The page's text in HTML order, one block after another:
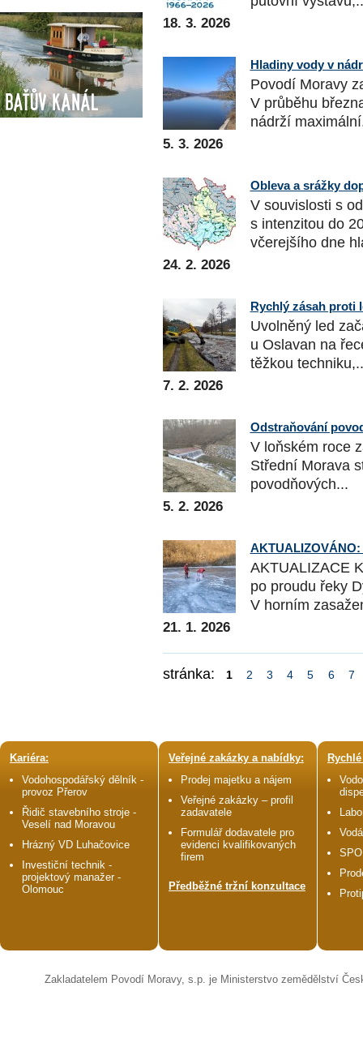
Baťův kanál
18. 3. 2026
Hladiny vody v
Povodí Moravy
V průběhu
nádrží
5. 3. 2026
Obleva a srážky
V souvislosti s
s intenzitou do
včerejšího dne
24. 2. 2026
Rychlý zásah proti
Uvolněný led
u Oslavan na
těžkou
7. 2. 2026
Odstraňování
V loňském roce
Střední Morava
povodňových...
5. 2. 2026
AKTUALIZACE
po proudu řeky
V horním
21. 1. 2026
stránka: 1 2 3 4 5 6 7
Kariéra:
Vodohospodářský dělník -
provoz Přerov
Řidič stavebního stroje -
Veselí nad Moravou
Hrázný VD Luhačovice
Investiční technik -
projektový manažer -
Olomouc
Veřejné zakázky a nabídky:
Prodej majetku a nájem
Veřejné zakázky – profil
zadavatele
Formulář dodavatele pro
evidenci kvalifikovaných
firem
Předběžné tržní konzultace
Zakladatelem Povodí Moravy, s.p. je Ministerstvo zemědělství